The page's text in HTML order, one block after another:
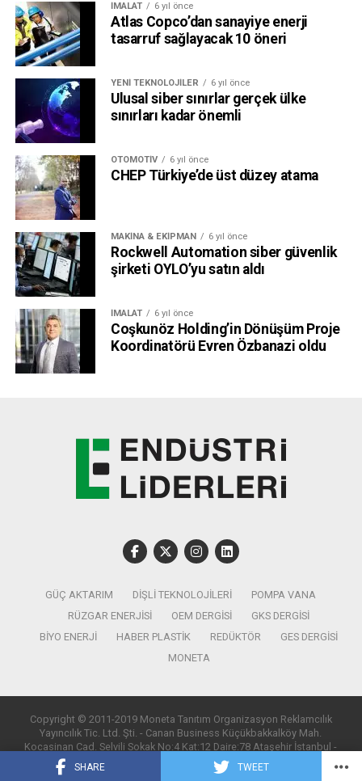
SHARE TWEET
İMALAT 6 yıl önce
Atlas Copco’dan sanayiye enerji
tasarruf sağlayacak 10 öneri
YENI TEKNOLOJILER 6 yıl önce
Ulusal siber sınırlar gerçek ülke
sınırları kadar önemli
OTOMOTIV 6 yıl önce
CHEP Türkiye’de üst düzey atama
MAKINA & EKIPMAN 6 yıl önce
Rockwell Automation siber güvenlik
şirketi OYLO’yu satın aldı
İMALAT 6 yıl önce
Coşkunöz Holding’in Dönüşüm Proje
Koordinatörü Evren Özbanazi oldu
GÜÇ AKTARIM DIŞLI TEKNOLOJILERI
POMPA VANA
RÜZGAR ENERJISI
OEM DERGISI
GKS DERGISI
BIYO ENERJI
HABER PLASTIK REDÜKTÖR
GES DERGISI
MONETA
Copyright © 2011-2019 Moneta Tanıtım Organizasyon Reklamcılık
Yayıncılık Tic. Ltd. Şti. - Canan Business Küçükbakkalköy Mah.
Kocasinan Cad. Selvili Sokak No:4 Kat:12 Daire:78 Ataşehir İstanbul -
T:0850 885 05 01 - info@monetatanitim.com